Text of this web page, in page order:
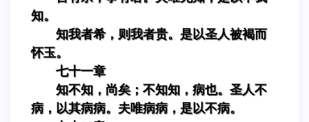
知。
知我者希，则我者贵。是以圣人被褐而
怀玉。
七十一章
知不知，尚矣；不知知，病也。圣人不
病，以其病病。夫唯病病，是以不病。